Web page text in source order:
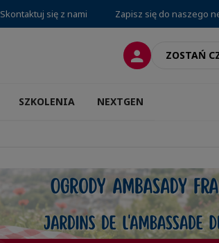
Skontaktuj się z nami Zapisz się do naszego
LOGOWANIE
ZOSTAŃ
SZKOLENIA NEXTGEN